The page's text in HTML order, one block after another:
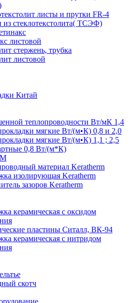
листы и прутки FR-4
из стеклотекстолита( ТСЭФ)
листовой
стержень, трубка
листовой
Китай
теплопроводности Вт/мК 1,4
мягкие Вт/(м•К) 0,8 и 2,0
мягкие Вт/(м•К) 1,1 ; 2,5
0,8 Вт/(м*К)
материал Keratherm
изолирующая Keratherm
зазоров Keratherm
керамическая с оксидом
пластины Ситалл, ВК-94
керамическая с нитридом
скотч